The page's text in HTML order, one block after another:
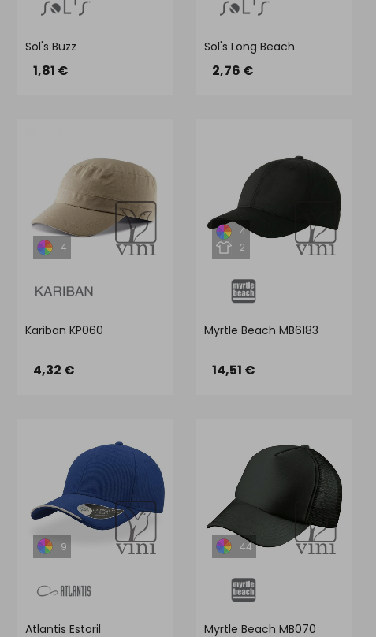
Sol's Buzz
1,81 €
Sol's Long Beach
2,76 €
4
Kariban KP060
4,32 €
4
2
Myrtle Beach MB6183
14,51 €
9
Atlantis Estoril
44
Myrtle Beach MB070